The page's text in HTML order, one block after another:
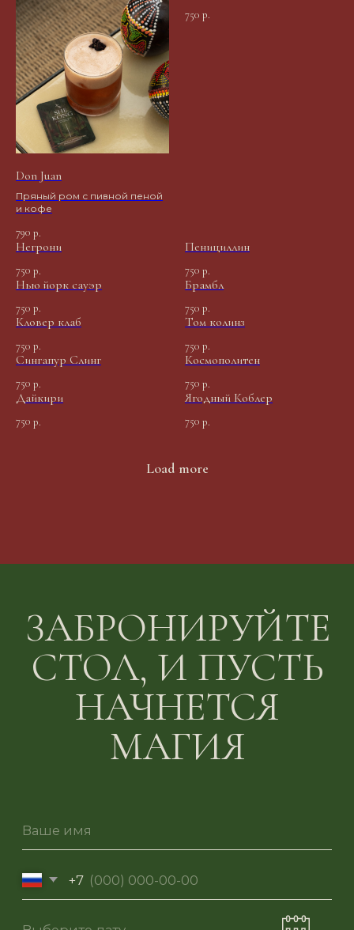
Don Juan
Пряный ром с пивной пеной
и кофе
790 р.
750 р.
Негрони
750 р.
Пенициллин
750 р.
Нью йорк сауэр
750 р.
Брамбл
750 р.
Кловер клаб
750 р.
Том колинз
750 р.
Сингапур Слинг
750 р.
Космополитен
750 р.
Дайкири
750 р.
Ягодный Коблер
750 р.
Load more